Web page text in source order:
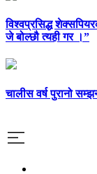
विश्वप्रसिद्ध
जे बोल्छौ त्यही गर ।”
चालीस वर्ष पुरानो